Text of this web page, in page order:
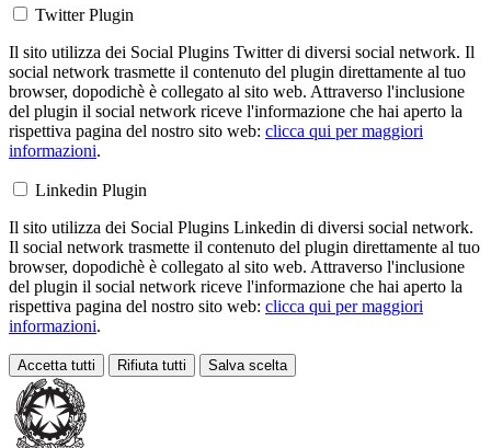
Twitter Plugin
Il sito utilizza dei Social Plugins Twitter di diversi social network. Il
social network trasmette il contenuto del plugin direttamente al tuo
browser, dopodichè è collegato al sito web. Attraverso l'inclusione
del plugin il social network riceve l'informazione che hai aperto la
rispettiva pagina del nostro sito web: clicca qui per maggiori
informazioni.
Linkedin Plugin
Il sito utilizza dei Social Plugins Linkedin di diversi social network.
Il social network trasmette il contenuto del plugin direttamente al tuo
browser, dopodichè è collegato al sito web. Attraverso l'inclusione
del plugin il social network riceve l'informazione che hai aperto la
rispettiva pagina del nostro sito web: clicca qui per maggiori
informazioni.
Accetta tutti Rifiuta tutti Salva scelta
Loading...